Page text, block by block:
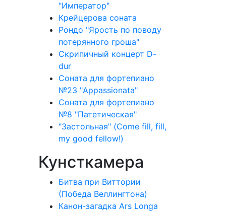
"Император"
Крейцерова соната
Рондо "Ярость по поводу
потерянного гроша"
Скрипичный концерт D-
dur
Соната для фортепиано
№23 "Appassionata"
Соната для фортепиано
№8 "Патетическая"
"Застольная" (Come fill, fill,
my good fellow!)
Кунсткамера
Битва при Виттории
(Победа Веллингтона)
Канон-загадка Ars Longa